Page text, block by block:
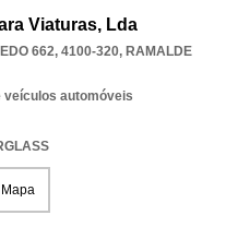
Viaturas, Lda
662, 4100-320, RAMALDE
veículos automóveis